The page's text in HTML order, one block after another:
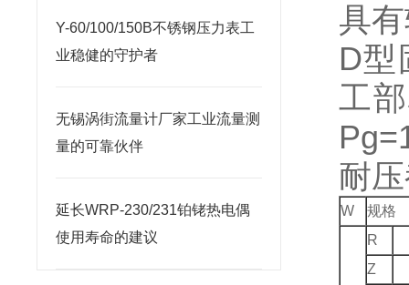
Y-60/100/150B不锈钢压力表工
业稳健的守护者
无锡涡街流量计厂家工业流量测
量的可靠伙伴
延长WRP-230/231铂铑热电偶
使用寿命的建议
具
D型
工
耐
W
规格
R
Z